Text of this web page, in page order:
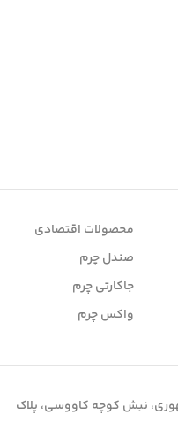
محصولات اقتصادی
صندل چرم
جاکارتی چرم
واکس چرم
نبش کوچه کاووسی، پلاک